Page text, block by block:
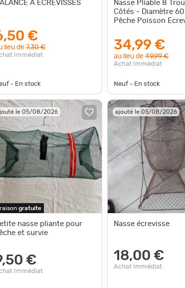
A ECREVISSES
€
lieu de 7,30 €
Immédiat
- En stock
Nasse Pliable 8
Côtés - Diamètre 60
Pêche Poisson
GRATUITE
34,99 €
au lieu de49,99 €
Achat Immédiat
Neuf - En stock
le 05/08/2026
gratuite
nasse pliante pour
et survie
€
Immédiat
ajouté le 05/08/2026
Nasse écrevisse
18,00 €
Achat Immédiat